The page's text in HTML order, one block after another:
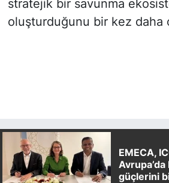
stratejik bir savunma
oluşturduğunu bir kez daha
EMECA,
Avrupa’da
güçlerini